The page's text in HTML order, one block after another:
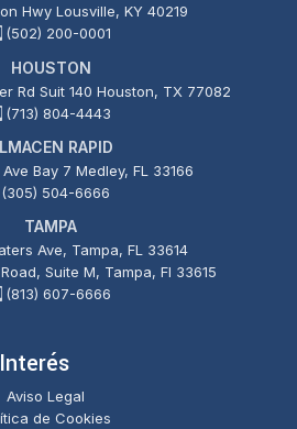
Hwy Lousville, KY 40219
(502) 200-0001
HOUSTON
Rd Suit 140 Houston, TX 77082
(713) 804-4443
RAPID
Bay 7 Medley, FL 33166
(305) 504-6666
TAMPA
Ave, Tampa, FL 33614
Suite M, Tampa, Fl 33615
(813) 607-6666
Aviso Legal
de Cookies